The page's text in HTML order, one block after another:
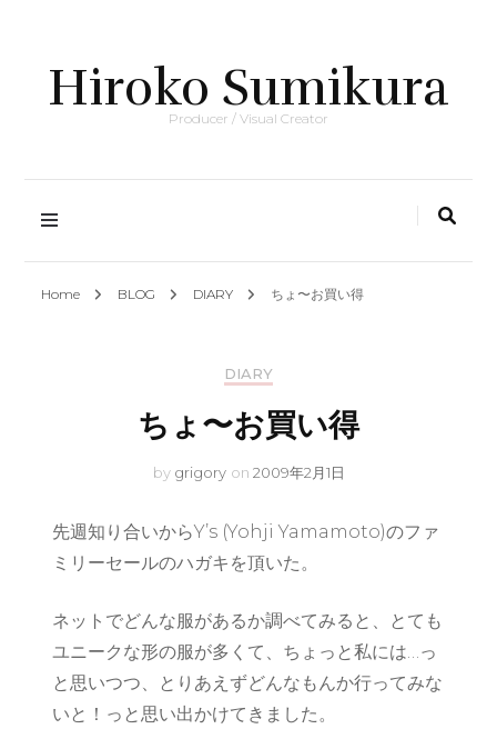
Hiroko Sumikura
Producer / Visual Creator
Home BLOG DIARY ちょ〜お買い得
DIARY
ちょ〜お買い得
by grigory on 2009年2月1日
先週知り合いからY’s (Yohji Yamamoto)のファ
ミリーセールのハガキを頂いた。
ネットでどんな服があるか調べてみると、とても
ユニークな形の服が多くて、ちょっと私には…っ
と思いつつ、とりあえずどんなもんか行ってみな
いと！っと思い出かけてきました。